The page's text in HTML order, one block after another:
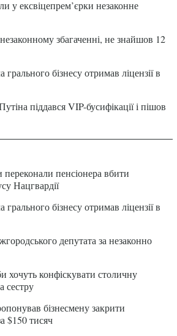
ексвіцепрем’єрки незаконне
збагаченні, не знайшов 12
бізнесу отримав ліцензії в
піддався VIP-бусифікації і пішов
переконали пенсіонера вбити
Нацгвардії
бізнесу отримав ліцензії в
депутата за незаконно
хочуть конфіскувати столичну
сестру
бізнесмену закрити
$150 тисяч